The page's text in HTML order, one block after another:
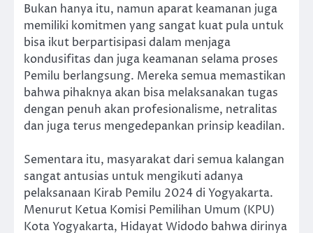
Bukan hanya itu, namun aparat keamanan juga
memiliki komitmen yang sangat kuat pula untuk
bisa ikut berpartisipasi dalam menjaga
kondusifitas dan juga keamanan selama proses
Pemilu berlangsung. Mereka semua memastikan
bahwa pihaknya akan bisa melaksanakan tugas
dengan penuh akan profesionalisme, netralitas
dan juga terus mengedepankan prinsip keadilan.
Sementara itu, masyarakat dari semua kalangan
sangat antusias untuk mengikuti adanya
pelaksanaan Kirab Pemilu 2024 di Yogyakarta.
Menurut Ketua Komisi Pemilihan Umum (KPU)
Kota Yogyakarta, Hidayat Widodo bahwa dirinya